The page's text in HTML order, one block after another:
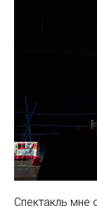
Спектакль мне